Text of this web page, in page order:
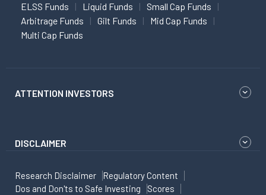
ELSS Funds Liquid Funds
Small Cap Funds
Arbitrage Funds
Gilt Funds
Mid Cap Funds
Multi Cap Funds
ATTENTION INVESTORS
DISCLAIMER
Research Disclaimer
Regulatory Content
Dos and Don'ts to Safe Investing
Scores